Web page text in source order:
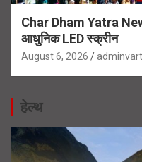
Char Dham Yatra
आधुनिक LED स्क्रीन
August 6, 2026
हेल्थ